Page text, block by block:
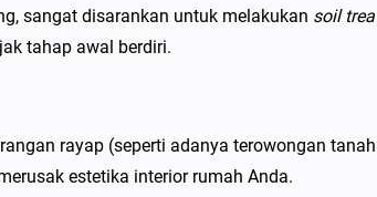
a
s
sangat disarankan untuk melakukan soil
tahap awal berdiri.
rayap (seperti adanya terowongan
estetika interior rumah Anda.